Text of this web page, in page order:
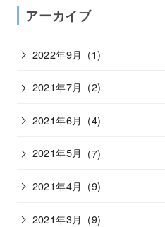
アーカイブ
2022年9月 (1)
2021年7月 (2)
2021年6月 (4)
2021年5月 (7)
2021年4月 (9)
2021年3月 (9)